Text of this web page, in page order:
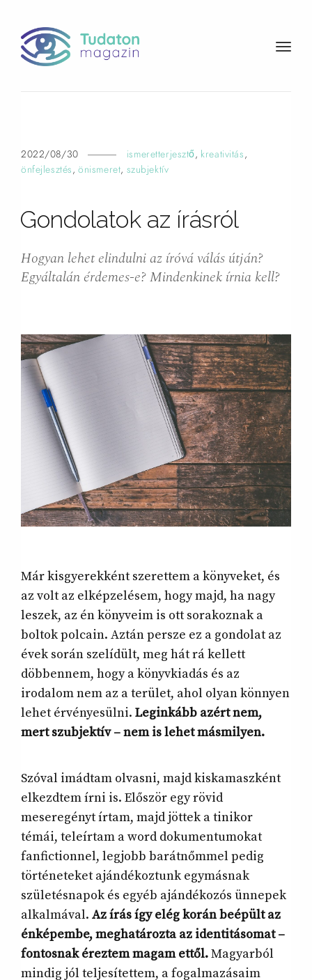
t
2022/08/30 ismeretterjesztő, kreativitás,
önfejlesztés,önismeret, szubjektív
Gondolatok az írásról
Hogyan lehet elindulni az íróvá válás útján?
Egyáltalán érdemes-e? Mindenkinek írnia kell?
Már kisgyerekként szerettem a könyveket, és
az volt az elképzelésem, hogy majd, ha nagy
leszek, az én könyveim is ott sorakoznak a
boltok polcain. Aztán persze ez a gondolat az
évek során szelídült, meg hát rá kellett
döbbennem, hogy a könyvkiadás és az
irodalom nem az a terület, ahol olyan könnyen
lehet érvényesülni. Leginkább azért nem,
mert szubjektív – nem is lehet másmilyen.
Szóval imádtam olvasni, majd kiskamaszként
elkezdtem írni is. Először egy rövid
meseregényt írtam, majd jöttek a tinikor
témái, teleírtam a word dokumentumokat
fanfictionnel, legjobb barátnőmmel pedig
történeteket ajándékoztunk egymásnak
születésnapok és egyéb ajándékozós ünnepek
alkalmával. Az írás így elég korán beépült az
énképembe, meghatározta az identitásomat –
fontosnak éreztem magam ettől.Magyarból
mindig jól teljesítettem, a fogalmazásaim